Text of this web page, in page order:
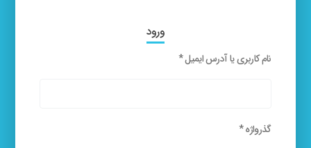
ورود
نام کاربری یا آدرس ایمیل*
گذرواژه*